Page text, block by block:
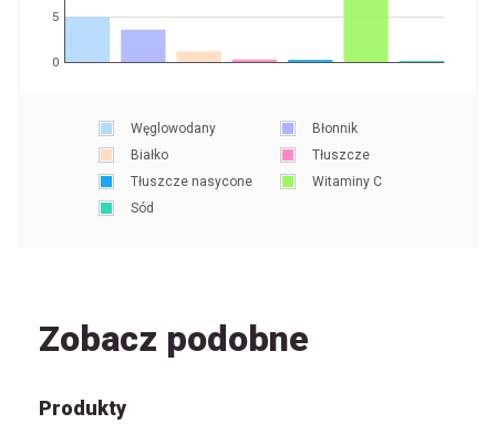
0
5
Węglowodany
Błonnik
Białko
Tłuszcze
Tłuszcze nasycone
Witaminy C
Sód
Zobacz podobne
Produkty